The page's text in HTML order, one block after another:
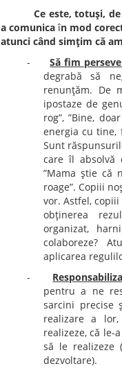
Ce este, totuşi,
a comunicaîn mod
atunci când simţim că
-
Să fim
degrabă să
renunţăm. De
ipostaze de
rog”, ”Bine,
energia cu tine,
Sunt
care îl absolvă
”Mama ştie că
roage”. Copiii
vor. Astfel,
obţinerea
organizat,
colaboreze?
aplicarea
-
pentru a ne
sarcini precise
realizare a
realizeze, că le-
să le realizeze
dezvoltare).